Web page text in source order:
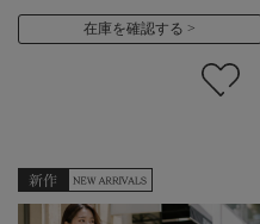
在庫を確認する